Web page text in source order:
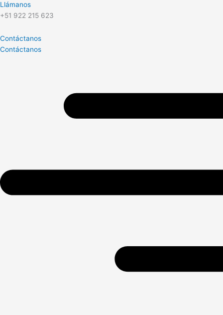
Llámanos
+51 922 215 623
Contáctanos
Contáctanos